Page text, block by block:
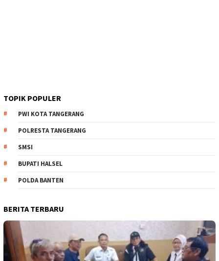
TOPIK POPULER
PWI KOTA TANGERANG
POLRESTA TANGERANG
SMSI
BUPATI HALSEL
POLDA BANTEN
BERITA TERBARU